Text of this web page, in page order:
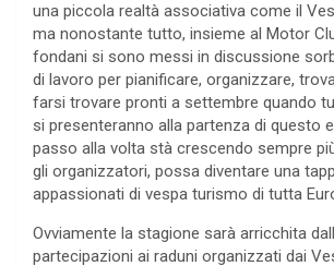
una piccola realtà associativa come il
ma nonostante tutto, insieme al Motor
fondani si sono messi in discussione
di lavoro per pianificare, organizzare,
farsi trovare pronti a settembre quando
si presenteranno alla partenza di questo
passo alla volta stà crescendo sempre
gli organizzatori, possa diventare una
appassionati di vespa turismo di tutta
Ovviamente la stagione sarà arricchita
partecipazioni ai raduni organizzati dai